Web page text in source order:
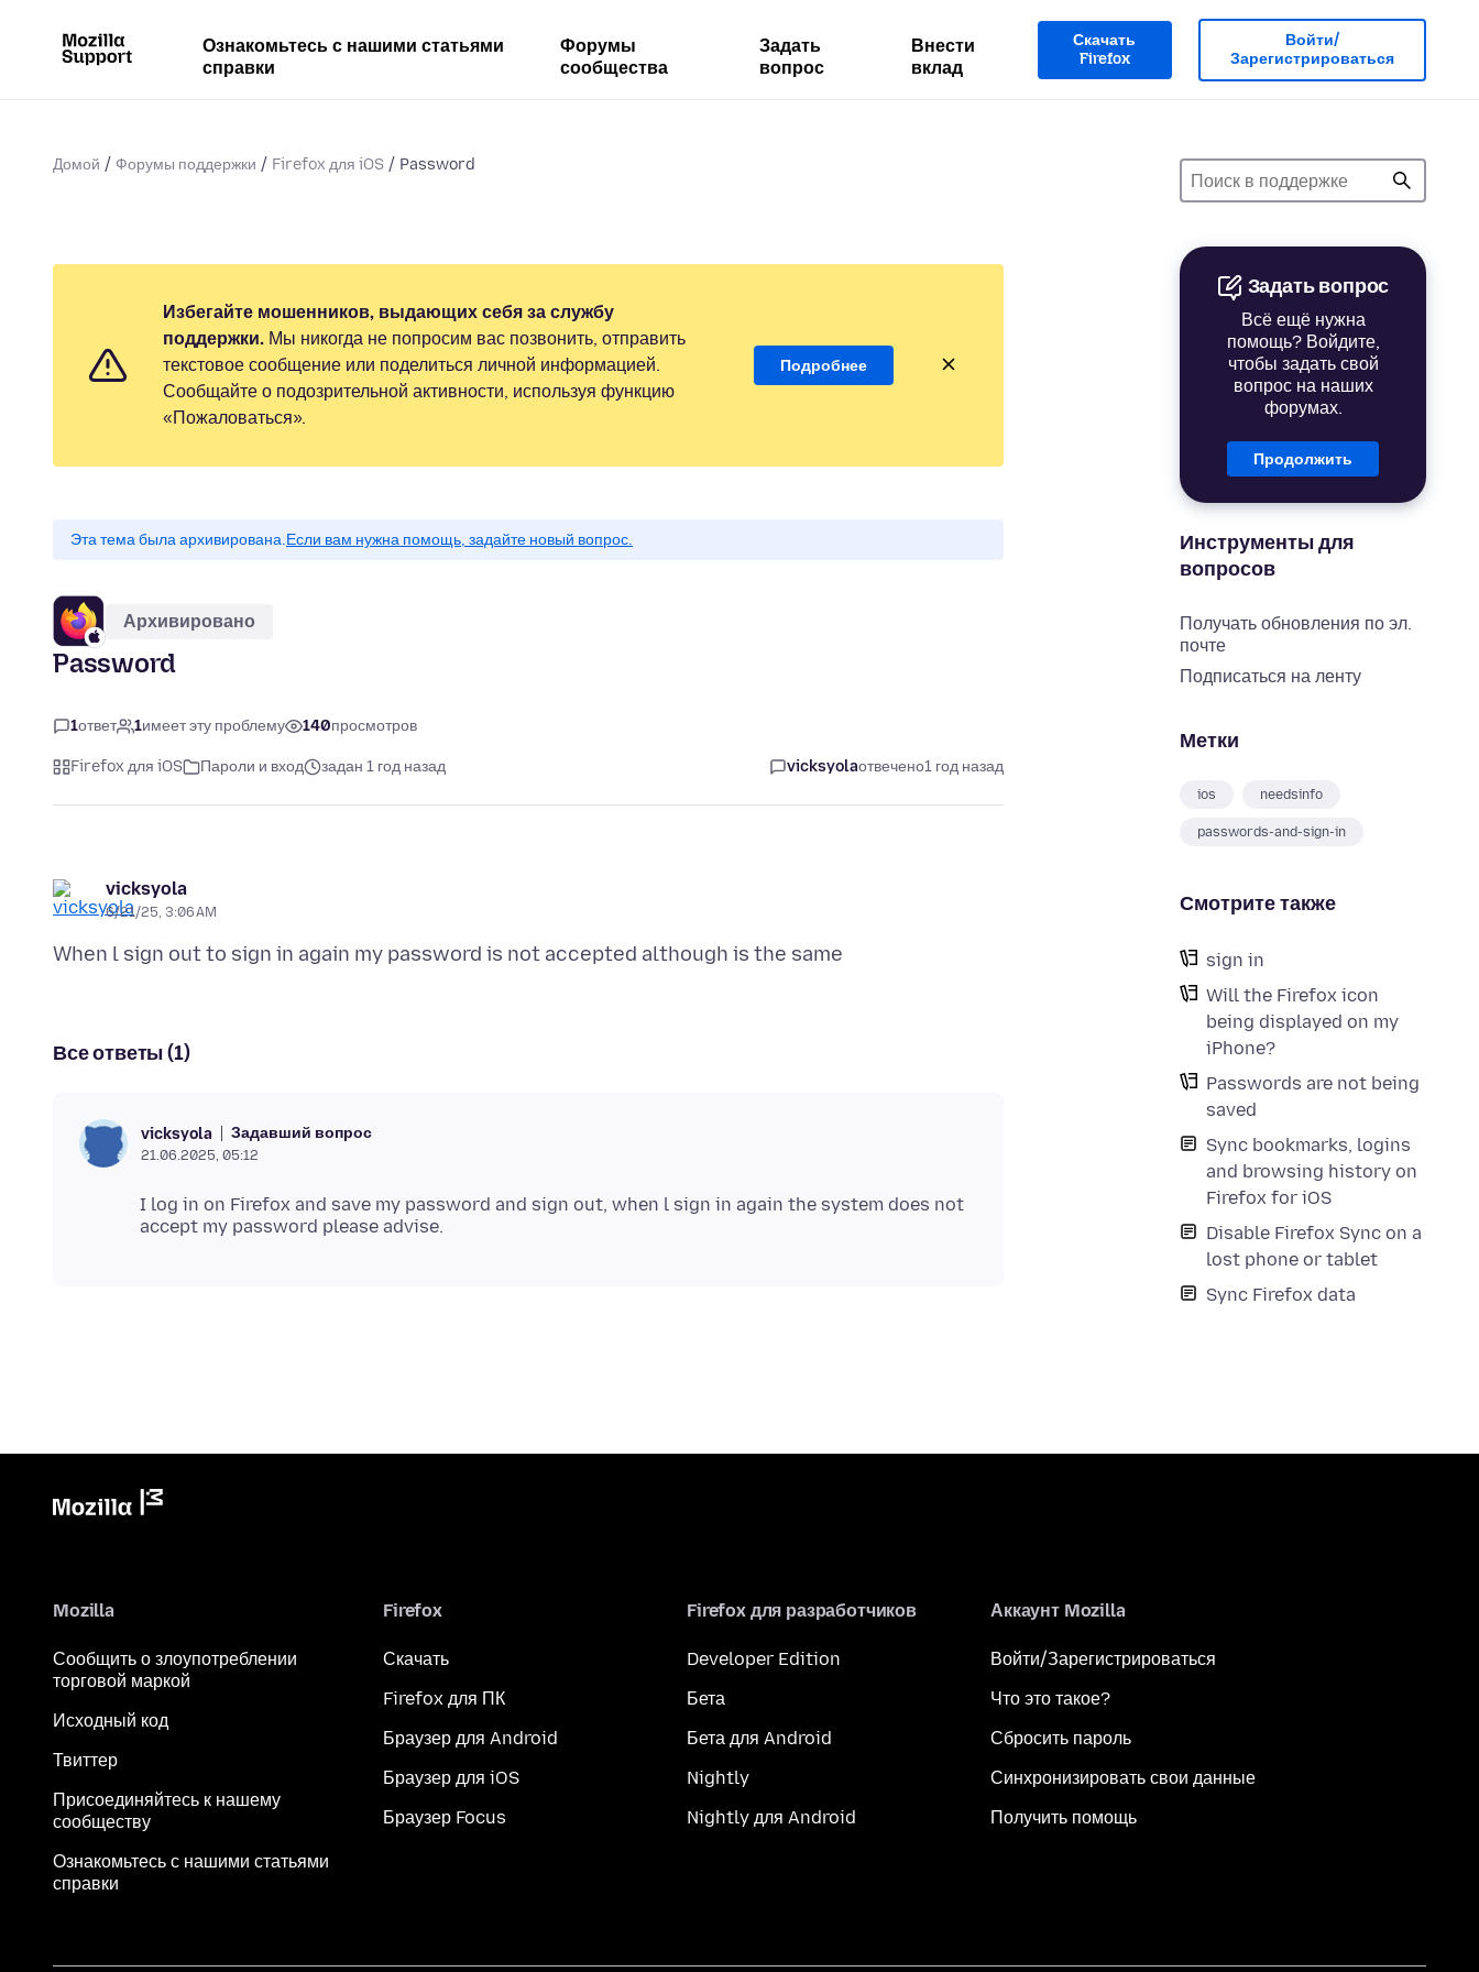
Ознакомьтесь с нашими статьями
справки
Форумы
сообщества
Задать
вопрос
Внести
вклад
Скачать
Firefox
Войти/
Зарегистрироваться
Домой Форумы поддержки Firefox для iOS Password
Задать вопрос
Всё ещё нужна
помощь? Войдите,
чтобы задать свой
вопрос на наших
форумах.
Продолжить
Инструменты для
вопросов
Получать обновления по эл.
почте
Подписаться на ленту
Метки
ios needsinfo
passwords-and-sign-in
Смотрите также
sign in
Will the Firefox icon
being displayed on my
iPhone?
Passwords are not being
saved
Sync bookmarks, logins
and browsing history on
Firefox for iOS
Disable Firefox Sync on a
lost phone or tablet
Sync Firefox data
Избегайте мошенников, выдающих себя за службу
поддержки. Мы никогда не попросим вас позвонить, отправить
текстовое сообщение или поделиться личной информацией.
Сообщайте о подозрительной активности, используя функцию
«Пожаловаться».
Подробнее
Эта тема была архивирована.Если вам нужна помощь, задайте новый вопрос.
Архивировано
Password
1ответ 1имеет эту проблему 140просмотров
Firefox для iOS Пароли и вход задан 1 год назад vicksyolaотвечено1 год назад
vicksyola
6/21/25, 3:06 AM
Все ответы (1)
vicksyola Задавший вопрос
21.06.2025, 05:12
I log in on Firefox and save my password and sign out, when l sign in again the system does not
Mozilla
Сообщить о злоупотреблении
торговой маркой
Исходный код
Твиттер
Присоединяйтесь к нашему
сообществу
Ознакомьтесь с нашими статьями
справки
Firefox
Скачать
Firefox для ПК
Браузер для Android
Браузер для iOS
Браузер Focus
Firefox для разработчиков
Developer Edition
Бета
Бета для Android
Nightly
Nightly для Android
Аккаунт Mozilla
Войти/Зарегистрироваться
Что это такое?
Сбросить пароль
Синхронизировать свои данные
Получить помощь